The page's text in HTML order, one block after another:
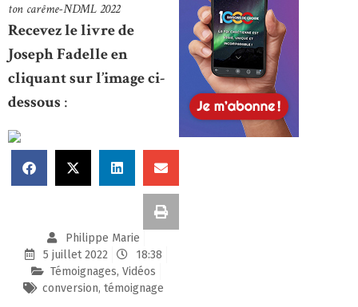
ton carême-NDML 2022
Recevez le livre de
Joseph Fadelle en
cliquant sur l’image ci-
dessous :
Philippe Marie
5 juillet 2022
18:38
Témoignages, Vidéos
conversion, témoignage